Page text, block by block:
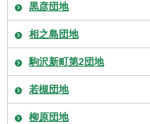
黒彦団地
相之島団地
駒沢新町第2団地
若槻団地
柳原団地